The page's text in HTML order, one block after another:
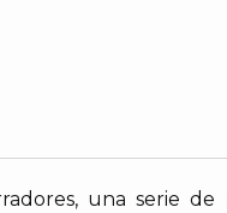
una serie de